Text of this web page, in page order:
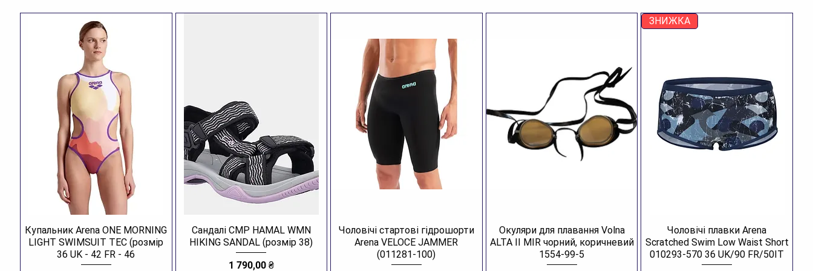
Купальник Arena ONE MORNING
LIGHT SWIMSUIT TEC (розмір
36 UK - 42 FR - 46
Сандалі CMP HAMAL WMN
HIKING SANDAL (розмір 38)
Ціна
1 790,00 ₴
Чоловічі стартові гідрошорти
Arena VELOCE JAMMER
(011281-100)
Окуляри для плавання Volna
ALTA II MIR чорний, коричневий
1554-99-5
ЗНИЖКА
Чоловічі плавки Arena
Scratched Swim Low Waist Short
010293-570 36 UK/90 FR/50IT